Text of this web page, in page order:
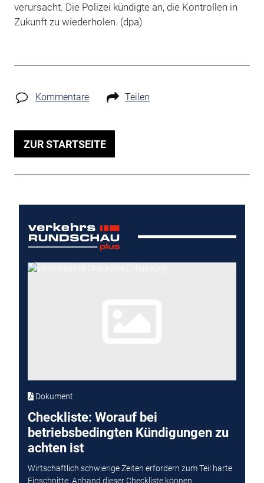
verursacht. Die Polizei kündigte an, die Kontrollen in
Zukunft zu wiederholen. (dpa)
Kommentare Teilen
ZUR STARTSEITE
Dokument
Checkliste: Worauf bei
betriebsbedingten Kündigungen zu
achten ist
Wirtschaftlich schwierige Zeiten erfordern zum Teil harte
Einschnitte. Anhand dieser Checkliste können